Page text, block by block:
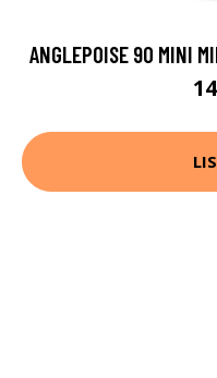
ANGLEPOISE 90 MINI